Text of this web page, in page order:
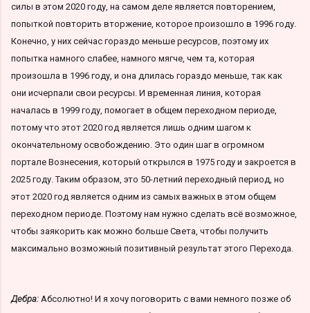
силы в этом 2020 году, на самом деле является повторением,
попыткой повторить вторжение, которое произошло в 1996 году.
Конечно, у них сейчас гораздо меньше ресурсов, поэтому их
попытка намного слабее, намного мягче, чем та, которая
произошла в 1996 году, и она длилась гораздо меньше, так как
они исчерпали свои ресурсы. И временная линия, которая
началась в 1999 году, помогает в общем переходном периоде,
потому что этот 2020 год является лишь одним шагом к
окончательному освобождению. Это один шаг в огромном
портале Вознесения, который открылся в 1975 году и закроется в
2025 году. Таким образом, это 50-летний переходный период, но
этот 2020 год является одним из самых важных в этом общем
переходном периоде. Поэтому нам нужно сделать всё возможное,
чтобы заякорить как можно больше Света, чтобы получить
максимально возможный позитивный результат этого Перехода.
Дебра: Абсолютно! И я хочу поговорить с вами немного позже об